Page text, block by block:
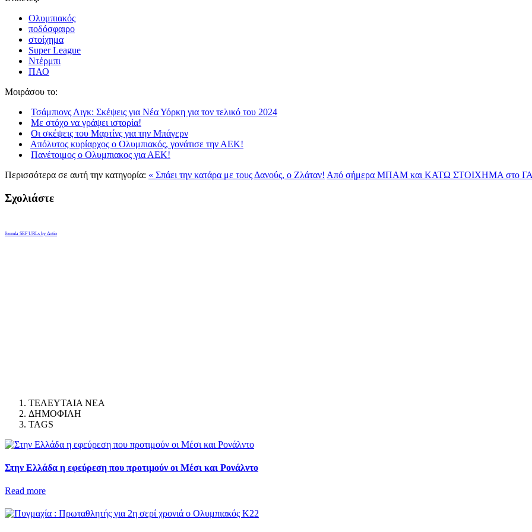
Ολυμπιακός
ποδόσφαιρο
στοίχημα
Super League
Ντέρμπι
ΠΑΟ
Μοιράσου το:
Τσάμπιονς Λιγκ: Σκέψεις για Νέα Υόρκη για τον τελικό του 2024
Με στόχο να γράψει ιστορία!
Οι σκέψεις του Μαρτίνς για την Μπάγερν
Απόλυτος κυρίαρχος ο Ολυμπιακός, γονάτισε την ΑΕΚ!
Πανέτοιμος ο Oλυμπιακος για ΑΕΚ!
Περισσότερα σε αυτή την κατηγορία: « Σπάει την κατάρα με τους Δανούς, ο Ζλάταν! Από σήμερα ΜΠΑΜ και ΚΑΤΩ ΣΤΟΙΧΗΜΑ στο
Σχολιάστε
Joomla SEF URLs by Artio
ΤΕΛΕΥΤΑΙΑ ΝΕΑ
ΔΗΜΟΦΙΛΗ
TAGS
Στην Ελλάδα η εφεύρεση που προτιμούν οι Μέσι και Ρονάλντο
Read more